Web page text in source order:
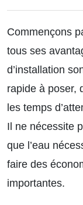
Commençons
tous ses
d’installation
rapide à poser,
les temps
Il ne nécessite
que l’eau
faire des
importantes.